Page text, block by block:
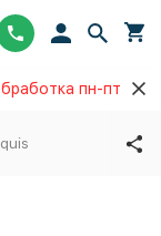
пн-пт